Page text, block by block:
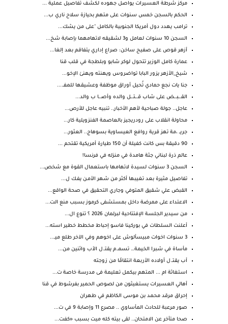
مركز شرطة العسيرات يواصل جهوده لكشف تفاصيل عملية ...
الحكم بالسجن خمس سنوات على متهم بحيازة سلاح ناري ب...
ترامب يهدد دول أمريكا الجنوبية بالكامل "على من يشك...
السجن 10 سنوات لعامل و3 لشقيقه لاتهامهما بإصابة شخ...
أزهر قوص على صفيح ساخن: صراع إداري يتفاقم بعد إلغا...
عمارة كامل الوزير تتحول لوكر شابو وبلطجة في قلب قنا
شيخ_الأزهر يزور البابا تواضروس ويهنئه ويهنئ الإخو...
جنا يات نجع حمادي تُحيل أوراق موظفة وعشيقها للمفـ....
القـ.ـبـ.ـض على شاب قـ.ـتـ.ـل والده وأصـ.ـا ب والد...
عاجل.. جولة صباحية لأهم الأخبار.. تنبيه عاجل للأرص...
محاولة انقلاب على رودريجيز بالعاصمة الفنزويلية كار...
جريــ ،مة تهز قرية روافع العيساوية بسوهاج.. العثور...
90 دقيقة بس كانت كفيلة أن 150 طيارة أمريكية تقتحم ...
عالم ذرة لبناني جثة هامدة في منزله في فرنسا!
السجن 3 سنوات لسيدة لاتهامها باستعمال القوة مع شخص...
تفاصيل مثيرة بعد تغيبها أكثر من شهر الأمـن يفـك ل...
القبض علي شقيق المتوفي وجاري التحقيق في صحة الواقع...
الاعتداء على ممرضة داخل بمستشفى كرموز بسبب منع الت...
من سيدير الجلسة الإفتتاحية لبرلمان 2026 ؟ تنوع ال...
أعلنت السلطات في بوركينا فاسو إحباط مخطط خطير استه...
3 سنوات اخوات مبيسألوش على اخوهم وفي الآخر طلع ميـ...
مأساة في شبرا الخيمة… تسمـ.م يقتـ.ل الأب واثنين من...
أب يقتـ.ل أولاده الأربعة انتقامًا من زوجته
استغاثة ام ... المتهم بيكمل تعليمة فى مدرسة خاصة ت...
أهالي العسيرات يستغيثون من لصوص الحمير بفرشوط في قنا
إحراق مرقد محمد بن موسى الكاظم في طهران
صور مرعبة للحادث المأساوي .. مصرع 11 وإصابة 9 في ت...
صحا متأخر عن الامتحان.. لقى بيته كله ميت بسبب «كفت...